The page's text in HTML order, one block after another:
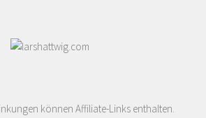
können Affiliate-Links enthalten.